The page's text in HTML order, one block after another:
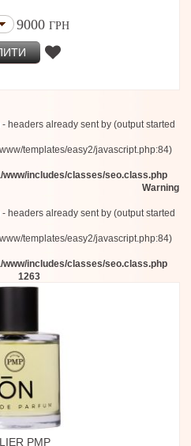
9000 ГРН
headers already sent by (output started
templates/easy2/javascript.php:84)
includes/classes/seo.class.php
Warning
headers already sent by (output started
templates/easy2/javascript.php:84)
includes/classes/seo.class.php
1263
PMP